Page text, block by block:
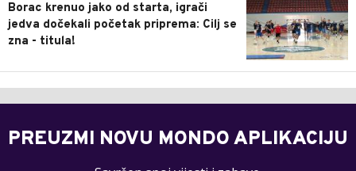
Borac krenuo jako od starta, igrači
jedva dočekali početak priprema: Cilj se
zna - titula!
PREUZMI NOVU MONDO APLIKACIJU